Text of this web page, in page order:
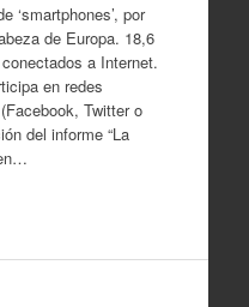
‘smartphones’, por
de Europa. 18,6
a Internet.
en redes
Twitter o
del informe “La